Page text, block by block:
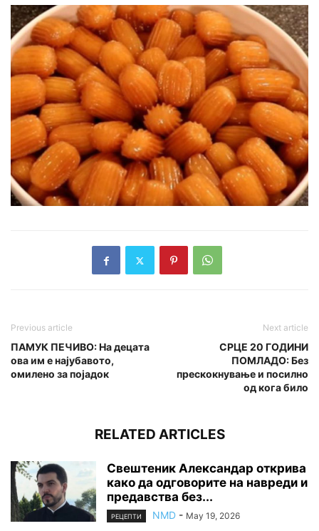
Previous article
ПАМУК ПЕЧИВО: На децата
ова им е најубавото,
омилено за појадок
Next article
СРЦЕ 20 ГОДИНИ
ПОМЛАДО: Без
прескокнување и посилно
од кога било
RELATED ARTICLES
Свештеник Александар открива
како да одговорите на навреди и
предавства без...
РЕЦЕПТИ NMD - May 19, 2026